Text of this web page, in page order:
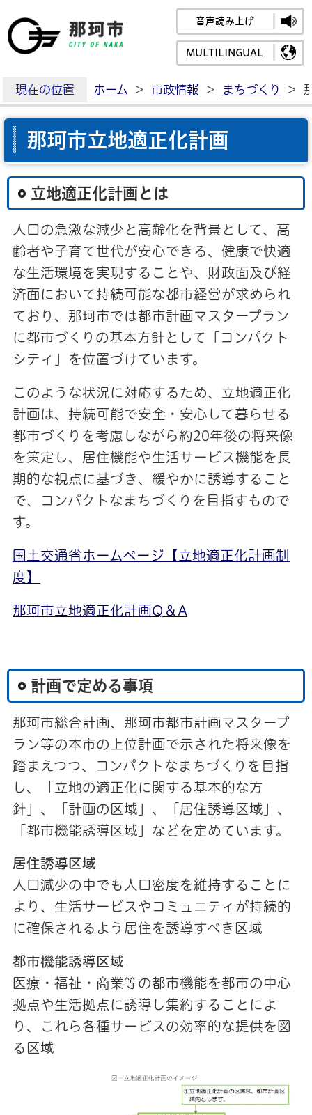
那珂市公式ホームペ
音声読み上げ
MULTILINGUAL
現在の位置 ホーム > 市政情報 > まちづくり >
那珂市立地適正化計画
立地適正化計画とは
人口の急激な減少と高齢化を背景として、高
齢者や子育て世代が安心できる、健康で快適
な生活環境を実現することや、財政面及び経
済面において持続可能な都市経営が求められ
ており、那珂市では都市計画マスタープラン
に都市づくりの基本方針として「コンパクト
シティ」を位置づけています。
このような状況に対応するため、立地適正化
計画は、持続可能で安全・安心して暮らせる
都市づくりを考慮しながら約20年後の将来像
を策定し、居住機能や生活サービス機能を長
期的な視点に基づき、緩やかに誘導すること
で、コンパクトなまちづくりを目指すもので
す。
国土交通省ホームページ【立地適正化計画制
度】
那珂市立地適正化計画Q＆A
計画で定める事項
那珂市総合計画、那珂市都市計画マスタープ
ラン等の本市の上位計画で示された将来像を
踏まえつつ、コンパクトなまちづくりを目指
し、「立地の適正化に関する基本的な方
針」、「計画の区域」、「居住誘導区域」、
「都市機能誘導区域」などを定めています。
居住誘導区域
人口減少の中でも人口密度を維持することに
より、生活サービスやコミュニティが持続的
に確保されるよう居住を誘導すべき区域
都市機能誘導区域
医療・福祉・商業等の都市機能を都市の中心
拠点や生活拠点に誘導し集約することによ
り、これら各種サービスの効率的な提供を図
る区域